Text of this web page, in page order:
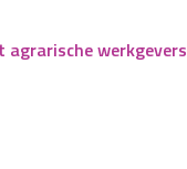
werkgevers